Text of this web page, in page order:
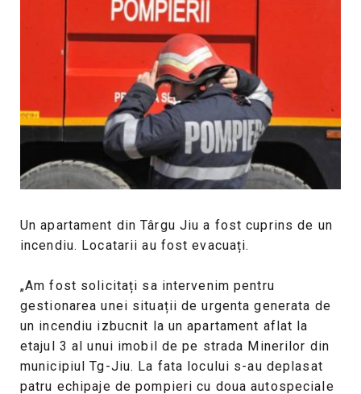
Un apartament din Târgu Jiu a fost cuprins de un
incendiu. Locatarii au fost evacuați.
„Am fost solicitați sa intervenim pentru
gestionarea unei situații de urgenta generata de
un incendiu izbucnit la un apartament aflat la
etajul 3 al unui imobil de pe strada Minerilor din
municipiul Tg-Jiu. La fata locului s-au deplasat
patru echipaje de pompieri cu doua autospeciale